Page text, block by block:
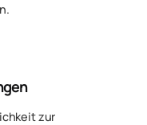
zur